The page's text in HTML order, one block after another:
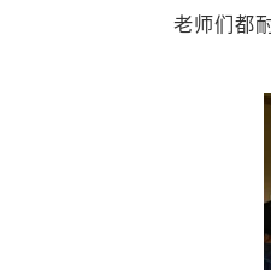
老师们都